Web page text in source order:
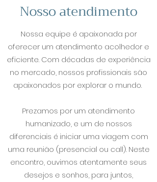
Nosso atendimento
Nossa equipe é apaixonada por
oferecer um atendimento acolhedor e
eficiente. Com décadas de experiência
no mercado, nossos profissionais são
apaixonados por explorar o mundo.
Prezamos por um atendimento
humanizado, e um de nossos
diferenciais é iniciar uma viagem com
uma reunião (presencial ou call). Neste
encontro, ouvimos atentamente seus
desejos e sonhos, para juntos,